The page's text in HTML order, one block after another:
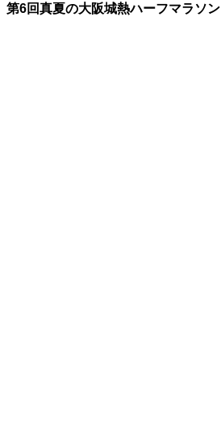
第6回真夏の大阪城熱ハーフマラソン